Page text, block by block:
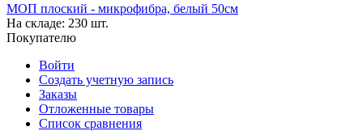
МОП плоский - микрофибра, белый 50см
На складе: 230 шт.
Покупателю
Войти
Создать учетную запись
Заказы
Отложенные товары
Список сравнения